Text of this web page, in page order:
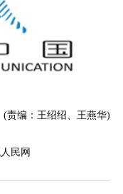
(责编：王绍绍、王燕华)
民网